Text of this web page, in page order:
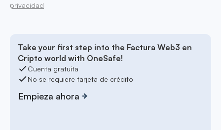
privacidad
Take your first step into the Factura Web3 en
Cripto world with OneSafe!
Cuenta gratuita
No se requiere tarjeta de crédito
Empieza ahora